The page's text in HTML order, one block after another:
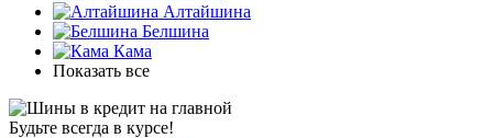
Алтайшина
Белшина
Кама
Показать все
Будьте всегда в курсе!